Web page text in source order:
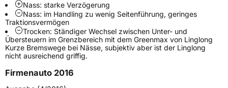
FahrzeugartPKW & SUV
Weitere Eigenschaften
SchlauchtypTL
Zustand Neureifen
Nass: starke Verzögerung
Nass: im Handling zu wenig Seitenführung, geringes
Traktionsvermögen
Trocken: Ständiger Wechsel zwischen Unter- und
Übersteuern im Grenzbereich mit dem Greenmax von Linglong
Kurze Bremswege bei Nässe, subjektiv aber ist der Linglong
nicht ausreichend griffig.
Firmenauto 2016